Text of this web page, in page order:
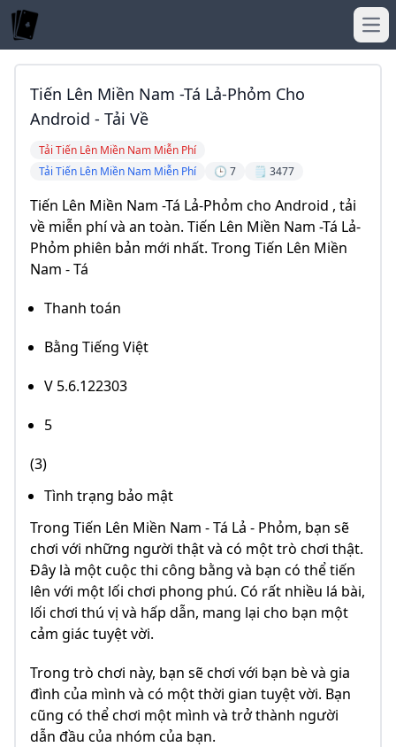
Tiến Lên Miền Nam -Tá Lả-Phỏm Cho
Android - Tải Về
Tải Tiến Lên Miền Nam Miễn Phí
Tải Tiến Lên Miền Nam Miễn Phí
🕒 7 🗒️ 3477
Tiến Lên Miền Nam -Tá Lả-Phỏm cho Android , tải
về miễn phí và an toàn. Tiến Lên Miền Nam -Tá Lả-
Phỏm phiên bản mới nhất. Trong Tiến Lên Miền
Nam - Tá
Thanh toán
Bằng Tiếng Việt
V 5.6.122303
5
(3)
Tình trạng bảo mật
Trong Tiến Lên Miền Nam - Tá Lả - Phỏm, bạn sẽ
chơi với những người thật và có một trò chơi thật.
Đây là một cuộc thi công bằng và bạn có thể tiến
lên với một lối chơi phong phú. Có rất nhiều lá bài,
lối chơi thú vị và hấp dẫn, mang lại cho bạn một
cảm giác tuyệt vời.
Trong trò chơi này, bạn sẽ chơi với bạn bè và gia
đình của mình và có một thời gian tuyệt vời. Bạn
cũng có thể chơi một mình và trở thành người
dẫn đầu của nhóm của bạn.